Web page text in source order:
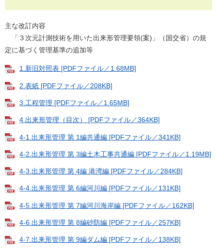
主な改訂内容
「３次元計測技術を用いた出来形管理要領(案)」（国交省）の規
定に基づく管理基準の追加等
1.新旧対照表 [PDFファイル／1.68MB]
2.表紙 [PDFファイル／208KB]
3.工程管理 [PDFファイル／1.65MB]
4.出来形管理（目次） [PDFファイル／364KB]
4-1.出来形管理 第 1編共通編 [PDFファイル／341KB]
4-2.出来形管理 第 3編土木工事共通編 [PDFファイル／1.19MB]
4-3.出来形管理 第 4編 港湾編 [PDFファイル／284KB]
4-4.出来形管理 第 6編河川編 [PDFファイル／131KB]
4-5.出来形管理 第 7編河川海岸編 [PDFファイル／162KB]
4-6.出来形管理 第 8編砂防編 [PDFファイル／257KB]
4-7.出来形管理 第 9編ダム編 [PDFファイル／138KB]